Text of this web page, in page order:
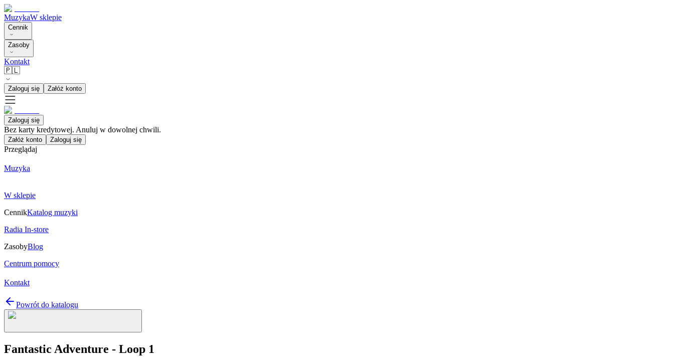
MuzykaW sklepie
Cennik
Zasoby
Kontakt
🇵🇱
Zaloguj się Załóż konto
Zaloguj się
Bez karty kredytowej. Anuluj w dowolnej chwili.
Załóż konto Zaloguj się
Przeglądaj
Muzyka
W sklepie
CennikKatalog muzyki
Radia In-store
ZasobyBlog
Centrum pomocy
Kontakt
Powrót do katalogu
Fantastic Adventure - Loop 1